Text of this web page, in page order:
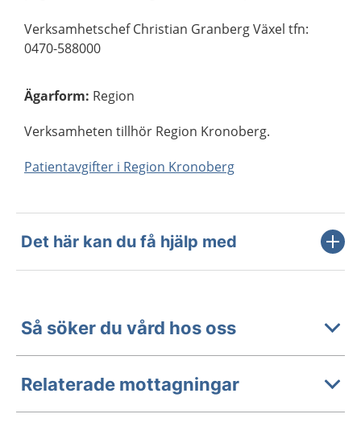
Verksamhetschef Christian Granberg Växel tfn:
0470-588000
Ägarform: Region
Verksamheten tillhör Region Kronoberg.
Patientavgifter i Region Kronoberg
Det här kan du få hjälp med
Så söker du vård hos oss
Relaterade mottagningar